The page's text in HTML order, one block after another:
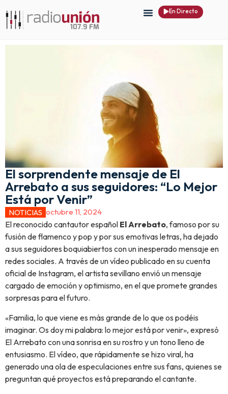
En Directo
El sorprendente mensaje de El
Arrebato a sus seguidores: “Lo Mejor
Está por Venir”
NOTICIAS octubre 11, 2024
El reconocido cantautor español El Arrebato, famoso por su
fusión de flamenco y pop y por sus emotivas letras, ha dejado
a sus seguidores boquiabiertos con un inesperado mensaje en
redes sociales. A través de un vídeo publicado en su cuenta
oficial de Instagram, el artista sevillano envió un mensaje
cargado de emoción y optimismo, en el que promete grandes
sorpresas para el futuro.
«Familia, lo que viene es más grande de lo que os podéis
imaginar. Os doy mi palabra: lo mejor está por venir», expresó
El Arrebato con una sonrisa en su rostro y un tono lleno de
entusiasmo. El vídeo, que rápidamente se hizo viral, ha
generado una ola de especulaciones entre sus fans, quienes se
preguntan qué proyectos está preparando el cantante.